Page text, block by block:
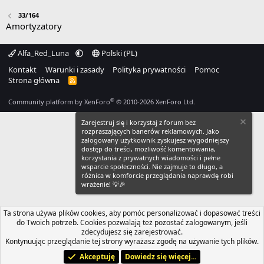
33/164
Amortyzatory
Alfa_Red_Luna
Polski (PL)
Kontakt
Warunki i zasady Polityka prywatności
Pomoc
Strona główna
R
Community platform by XenForo® © 2010-2026 XenForo Ltd.
Zarejestruj się i korzystaj z forum bez
rozpraszających banerów reklamowych. Jako
zalogowany użytkownik zyskujesz wygodniejszy
dostęp do treści, możliwość komentowania,
korzystania z prywatnych wiadomości i pełne
wsparcie społeczności. Nie zajmuje to długo, a
różnica w komforcie przeglądania naprawdę robi
wrażenie! 💡🎉
Ta strona używa plików cookies, aby pomóc personalizować i dopasować treści
do Twoich potrzeb. Cookies pozwalają też pozostać zalogowanym, jeśli
zdecydujesz się zarejestrować.
Kontynuując przeglądanie tej strony wyrażasz zgodę na używanie tych plików.
Akceptuję
Dowiedz się więcej...